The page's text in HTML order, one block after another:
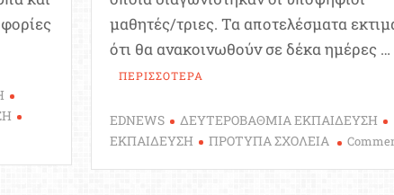
μαθητές/τριες. Τα αποτελέσματα
ότι θα ανακοινωθούν σε δέκα ημέρες …
ΠΕΡΙΣΣΟΤΕΡΑ
EDNEWS
ΔΕΥΤΕΡΟΒΑΘΜΙΑ ΕΚΠΑΙΔΕΥΣΗ
ΕΚΠΑΙΔΕΥΣΗ
ΠΡΟΤΥΠΑ ΣΧΟΛΕΙΑ